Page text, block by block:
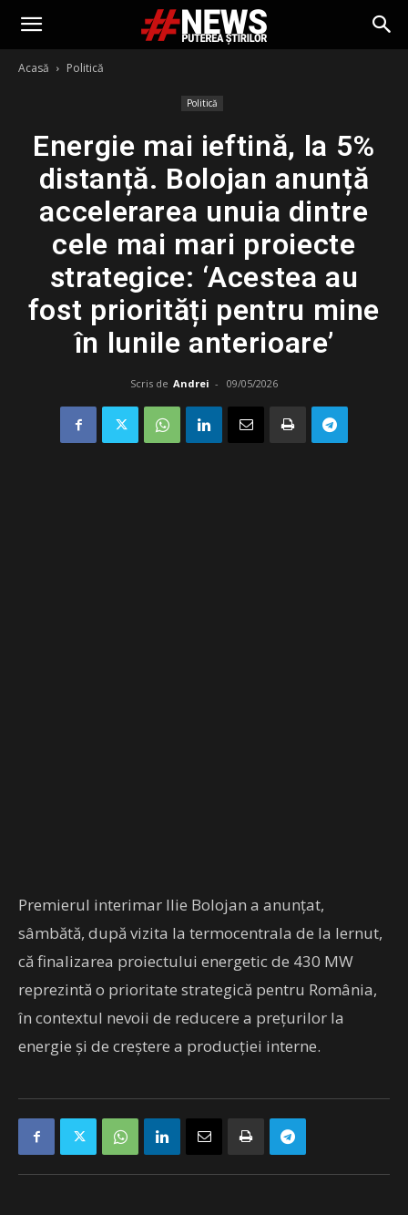
Acasă Politică
Politică
Energie mai ieftină, la 5%
distanță. Bolojan anunță
accelerarea unuia dintre
cele mai mari proiecte
strategice: ‘Acestea au
fost priorități pentru mine
în lunile anterioare’
Scris de Andrei - 09/05/2026
Premierul interimar Ilie Bolojan a anunțat,
sâmbătă, după vizita la termocentrala de la Iernut,
că finalizarea proiectului energetic de 430 MW
reprezintă o prioritate strategică pentru România,
în contextul nevoii de reducere a prețurilor la
energie și de creștere a producției interne.